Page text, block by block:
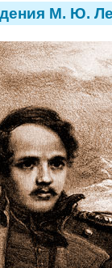
М. Ю.